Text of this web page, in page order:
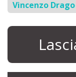
Vincenzo Drago